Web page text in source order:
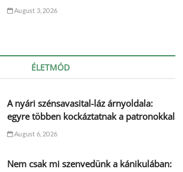
August 3, 2026
ÉLETMÓD
A nyári szénsavasital-láz árnyoldala:
egyre többen kockáztatnak a patronokkal
August 6, 2026
Nem csak mi szenvedünk a kánikulában: